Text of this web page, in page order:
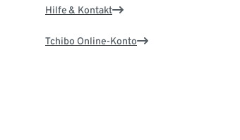
Hilfe & Kontakt
Tchibo Online-Konto